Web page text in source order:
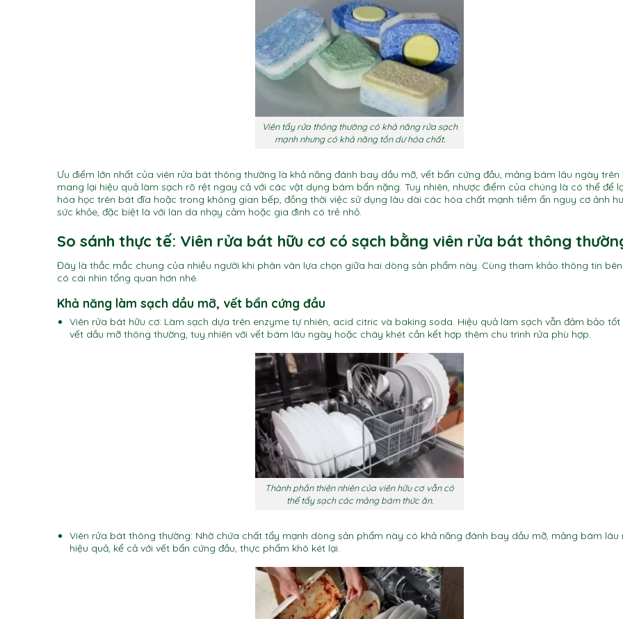
Viên tẩy rửa thông thường có khả năng rửa sạch
mạnh nhưng có khả năng tồn dư hóa chất.
Ưu điểm lớn nhất của viên rửa bát thông thường là khả năng đánh bay dầu mỡ, vết bẩn cứng đầu, mảng bám lâu ngày trên
mang lại hiệu quả làm sạch rõ rệt ngay cả với các vật dụng bám bẩn nặng. Tuy nhiên, nhược điểm của chúng là có thể để
hóa học trên bát đĩa hoặc trong không gian bếp, đồng thời việc sử dụng lâu dài các hóa chất mạnh tiềm ẩn nguy cơ ảnh
sức khỏe, đặc biệt là với làn da nhạy cảm hoặc gia đình có trẻ nhỏ.
So sánh thực tế: Viên rửa bát hữu cơ có sạch bằng viên rửa bát thông
Đây là thắc mắc chung của nhiều người khi phân vân lựa chọn giữa hai dòng sản phẩm này. Cùng tham khảo thông tin
có cái nhìn tổng quan hơn nhé.
Khả năng làm sạch dầu mỡ, vết bẩn cứng đầu
Viên rửa bát hữu cơ: Làm sạch dựa trên enzyme tự nhiên, acid citric và baking soda. Hiệu quả làm sạch vẫn đảm bảo tốt
vết dầu mỡ thông thường, tuy nhiên với vết bám lâu ngày hoặc cháy khét cần kết hợp thêm chu trình rửa phù hợp.
Thành phần thiên nhiên của viên hữu cơ vẫn có
thể tẩy sạch các mảng bám thức ăn.
Viên rửa bát thông thường: Nhờ chứa chất tẩy mạnh dòng sản phẩm này có khả năng đánh bay dầu mỡ, mảng bám lâu
hiệu quả, kể cả với vết bẩn cứng đầu, thực phẩm khô két lại.